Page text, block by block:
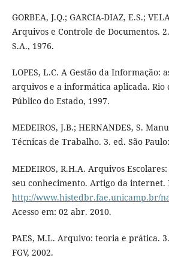
GORBEA, J.Q.; GARCIA-DIAZ, E.S.;
Arquivos e Controle de Documentos.
S.A., 1976.
LOPES, L.C. A Gestão da Informação:
arquivos e a informática aplicada. Rio
Público do Estado, 1997.
MEDEIROS, J.B.; HERNANDES, S.
Técnicas de Trabalho. 3. ed. São
MEDEIROS, R.H.A. Arquivos
seu conhecimento. Artigo da internet.
http://www.histedbr.fae.unicamp.br/
Acesso em: 02 abr. 2010.
PAES, M.L. Arquivo: teoria e prática.
FGV, 2002.